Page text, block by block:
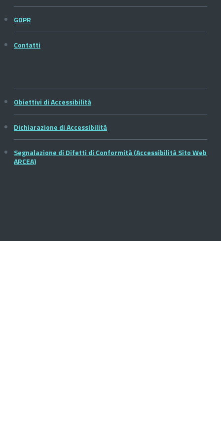
GDPR
Contatti
Obiettivi di Accessibilità
Dichiarazione di Accessibilità
Segnalazione di Difetti di Conformità (Accessibilità Sito Web
ARCEA)